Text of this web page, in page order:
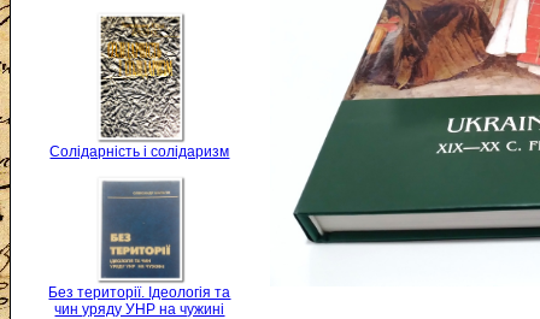
Солідарність і солідаризм
Без території. Ідеологія та
чин уряду УНР на чужині